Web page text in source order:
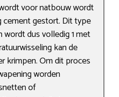
voor natbouw wordt
cement gestort. Dit type
dus volledig 1 met
kan de
krimpen. Om dit proces
worden
of